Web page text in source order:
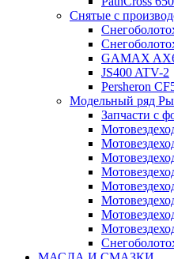
Снятые с
GAMAX
JS400 ATV-2
Persheron
Модельный ряд
Запчасти с